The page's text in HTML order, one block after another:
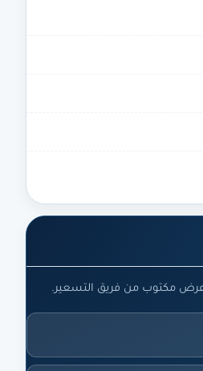
مكتوب من فريق التسعير.